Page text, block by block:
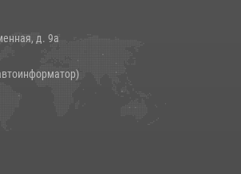
помощи (видео)
научная конференция по обобщению
д. 9а